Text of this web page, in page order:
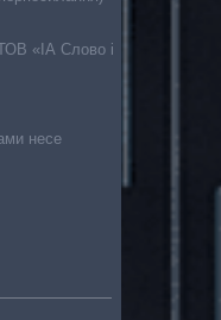
«ІА Слово і
несе